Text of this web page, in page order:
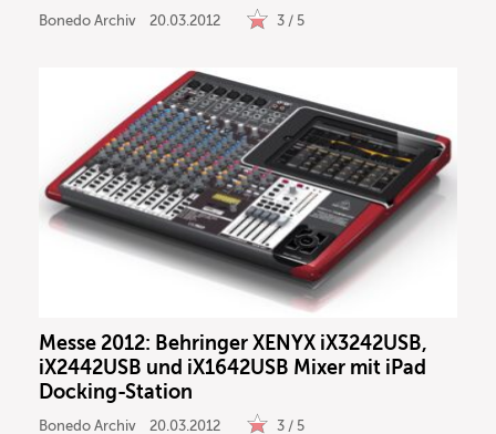
Bonedo Archiv 20.03.2012 3 / 5
Messe 2012: Behringer XENYX iX3242USB,
iX2442USB und iX1642USB Mixer mit iPad
Docking-Station
Bonedo Archiv 20.03.2012 3 / 5